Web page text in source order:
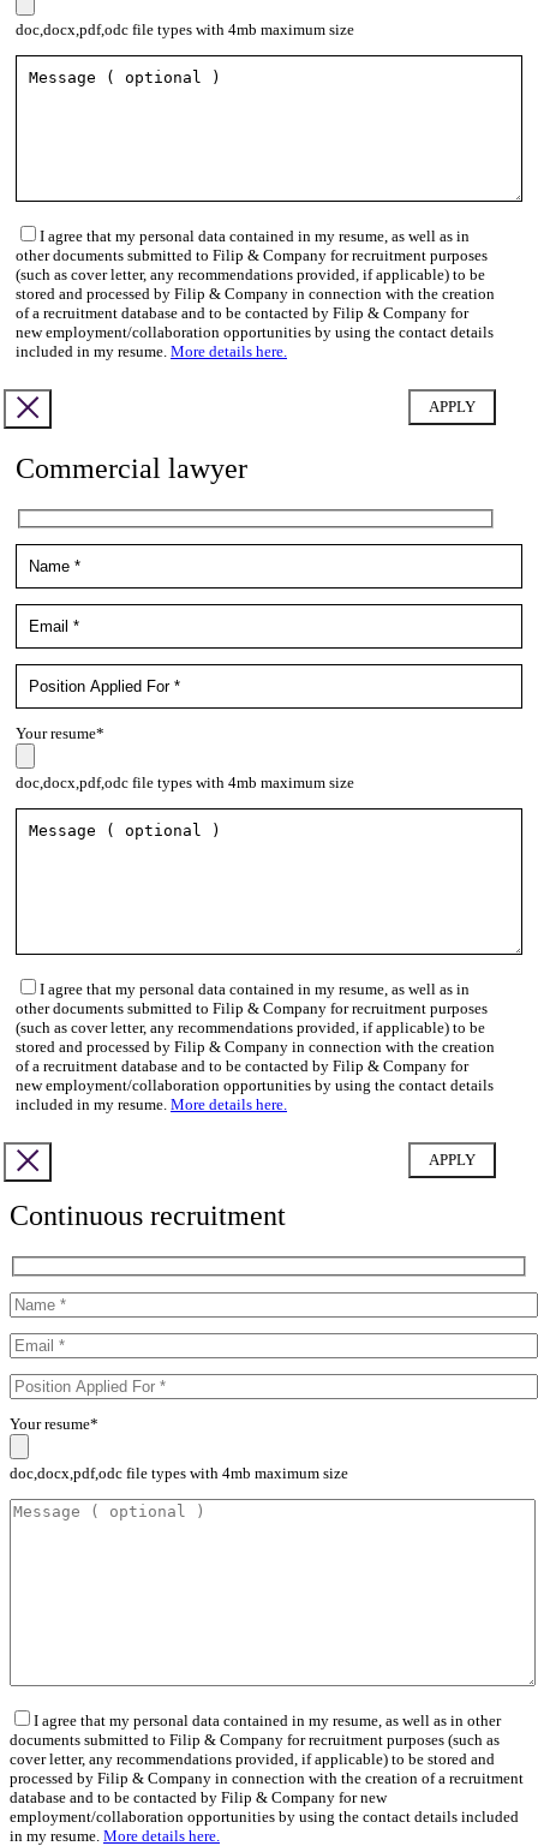
doc,docx,pdf,odc file types with 4mb maximum size
I agree that my personal data contained in my resume, as well as in
other documents submitted to Filip & Company for recruitment purposes
(such as cover letter, any recommendations provided, if applicable) to be
stored and processed by Filip & Company in connection with the creation
of a recruitment database and to be contacted by Filip & Company for
new employment/collaboration opportunities by using the contact details
included in my resume. More details here.
Commercial lawyer
Your resume*
doc,docx,pdf,odc file types with 4mb maximum size
I agree that my personal data contained in my resume, as well as in
other documents submitted to Filip & Company for recruitment purposes
(such as cover letter, any recommendations provided, if applicable) to be
stored and processed by Filip & Company in connection with the creation
of a recruitment database and to be contacted by Filip & Company for
new employment/collaboration opportunities by using the contact details
included in my resume. More details here.
Continuous recruitment
Your resume*
doc,docx,pdf,odc file types with 4mb maximum size
I agree that my personal data contained in my resume, as well as in other
documents submitted to Filip & Company for recruitment purposes (such as
cover letter, any recommendations provided, if applicable) to be stored and
processed by Filip & Company in connection with the creation of a recruitment
database and to be contacted by Filip & Company for new
employment/collaboration opportunities by using the contact details included
in my resume. More details here.